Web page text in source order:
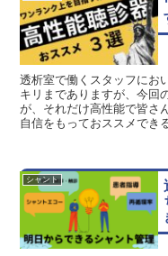
透析室で働くスタッフにお
キリまでありますが、今回
が、それだけ高性能で皆さ
自信をもっておススメでき
シャント